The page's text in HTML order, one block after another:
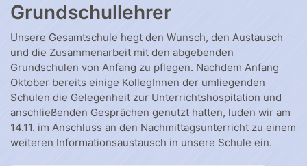
Grundschullehrer
Unsere Gesamtschule hegt den Wunsch, den Austausch
und die Zusammenarbeit mit den abgebenden
Grundschulen von Anfang zu pflegen. Nachdem Anfang
Oktober bereits einige KollegInnen der umliegenden
Schulen die Gelegenheit zur Unterrichtshospitation und
anschließenden Gesprächen genutzt hatten, luden wir am
14.11. im Anschluss an den Nachmittagsunterricht zu einem
weiteren Informationsaustausch in unsere Schule ein.